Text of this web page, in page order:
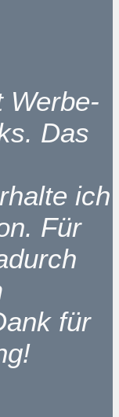
Werbe-
Das
ich
Für
für